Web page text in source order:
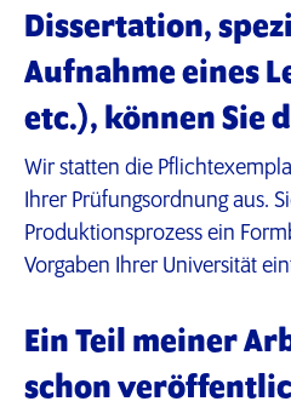
Dissertation,
Aufnahme eines
etc.), können Sie
Wir statten die
Ihrer Prüfungsordnung aus.
Produktionsprozess ein
Vorgaben Ihrer Universität
Ein Teil meiner
schon